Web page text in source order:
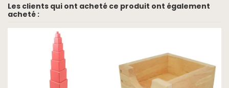
Les clients qui ont acheté ce produit ont également
acheté :